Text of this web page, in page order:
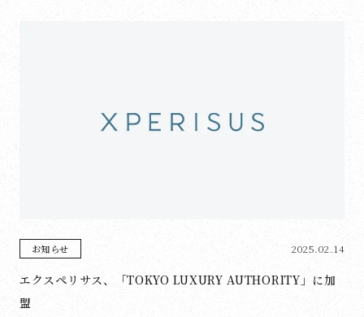
お知らせ 2025.02.14
エクスペリサス、「TOKYO LUXURY AUTHORITY」に加
盟